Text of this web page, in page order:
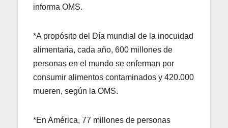
informa OMS.
*A propósito del Día mundial de la inocuidad
alimentaria, cada año, 600 millones de
personas en el mundo se enferman por
consumir alimentos contaminados y 420.000
mueren, según la OMS.
*En América, 77 millones de personas